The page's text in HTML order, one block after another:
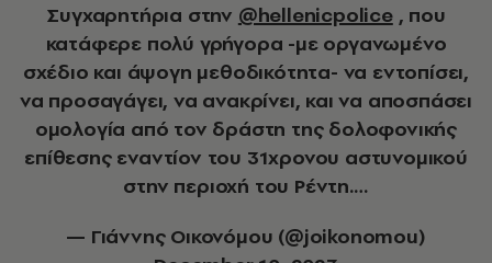
Συγχαρητήρια στην @hellenicpolice, που
κατάφερε πολύ γρήγορα -με οργανωμένο
σχέδιο και άψογη μεθοδικότητα- να εντοπίσει,
να προσαγάγει, να ανακρίνει, και να αποσπάσει
ομολογία από τον δράστη της δολοφονικής
επίθεσης εναντίον του 31χρονου αστυνομικού
στην περιοχή του Ρέντη.…
— Γιάννης Οικονόμου (@joikonomou)